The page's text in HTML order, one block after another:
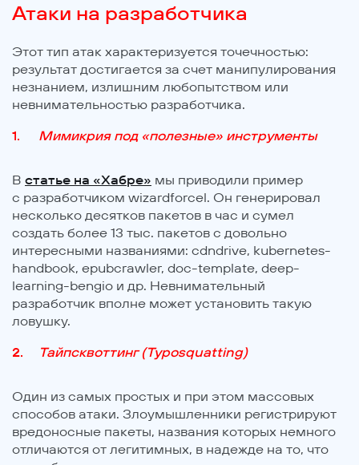
Атаки на разработчика
Этот тип атак характеризуется точечностью:
результат достигается за счет манипулирования
незнанием, излишним любопытством или
невнимательностью разработчика.
Мимикрия под «полезные» инструменты
В статье на «Хабре» мы приводили пример
с разработчиком wizardforcel. Он генерировал
несколько десятков пакетов в час и сумел
создать более 13 тыс. пакетов с довольно
интересными названиями: cdndrive, kubernetes-
handbook, epubcrawler, doc-template, deep-
learning-bengio и др. Невнимательный
разработчик вполне может установить такую
ловушку.
Тайпсквоттинг (Typosquatting)
Один из самых простых и при этом массовых
способов атаки. Злоумышленники регистрируют
вредоносные пакеты, названия которых немного
отличаются от легитимных, в надежде на то, что